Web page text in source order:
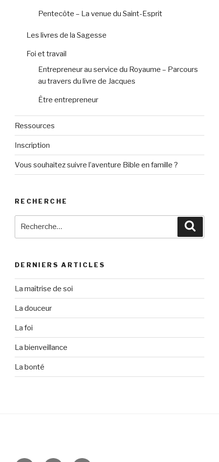
Pentecôte – La venue du Saint-Esprit
Les livres de la Sagesse
Foi et travail
Entrepreneur au service du Royaume – Parcours
au travers du livre de Jacques
Être entrepreneur
Ressources
Inscription
Vous souhaitez suivre l’aventure Bible en famille ?
RECHERCHE
DERNIERS ARTICLES
La maîtrise de soi
La douceur
La foi
La bienveillance
La bonté